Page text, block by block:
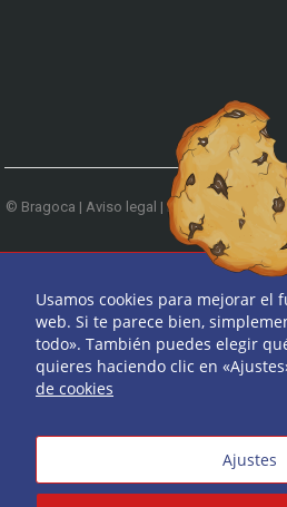
© Bragoca | Aviso legal | Política de
| Teléfono: 979
Ir arriba
Usamos cookies para mejorar el
web. Si te parece bien,
todo». También puedes elegir
quieres haciendo clic en
de cookies
Ajustes